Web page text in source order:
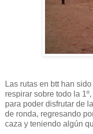
Las rutas en btt han
respirar sobre todo la
para poder disfrutar de
de ronda, regresando
caza y teniendo algún